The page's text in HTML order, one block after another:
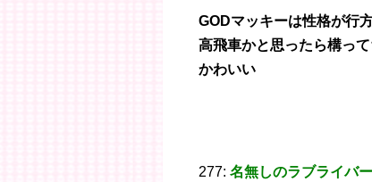
GODマッキーは性格が行
高飛車かと思ったら構っ
かわいい
277: 名無しのラブライバー